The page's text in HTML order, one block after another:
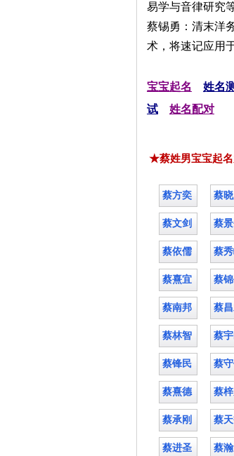
易学与音律研究
蔡锡勇：清末洋
术，将速记应用
宝宝起名 姓名
试
姓名配对
★蔡姓男宝宝起
蔡方奕 蔡
蔡文剑 蔡
蔡依儒 蔡
蔡熹宜 蔡
蔡南邦 蔡
蔡林智 蔡
蔡锋民 蔡守
蔡熹德 蔡
蔡承刚 蔡
蔡进圣 蔡